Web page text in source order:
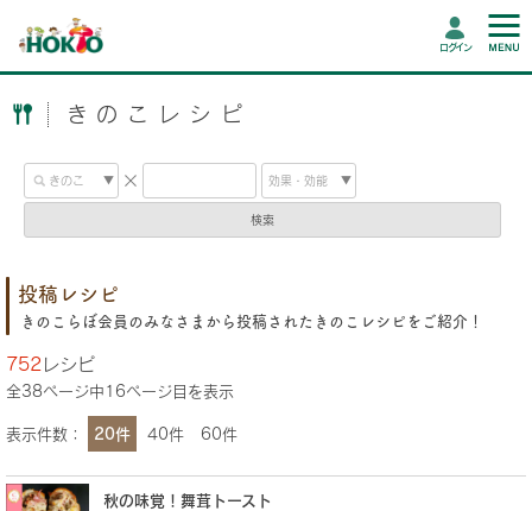
ログイン
きのこレシピ
検索
投稿レシピ
きのこらぼ会員のみなさまから投稿されたきのこレシピをご紹介！
752 レシピ
全38ページ中16ページ目を表示
表示件数： 20件 40件 60件
秋の味覚！舞茸トースト